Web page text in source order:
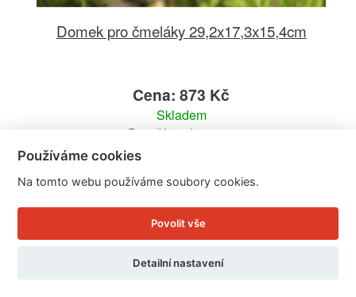
Domek pro čmeláky 29,2x17,3x15,4cm
Cena: 873 Kč
Skladem
Doručíme do: 12.8.
Používáme cookies
Na tomto webu používáme soubory cookies.
Povolit vše
Detailní nastavení